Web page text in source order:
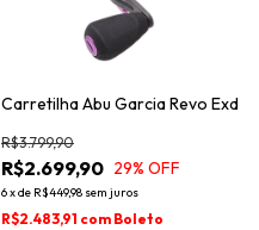
Carretilha Abu Garcia Revo Exd
R$2.699,90
R$3.799,90
29% OFF
6xde R$449,98 sem juros
R$2.483,91 com Boleto